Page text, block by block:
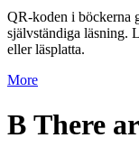
QR-koden i böckerna
självständiga läsning.
eller läsplatta.
More
B There